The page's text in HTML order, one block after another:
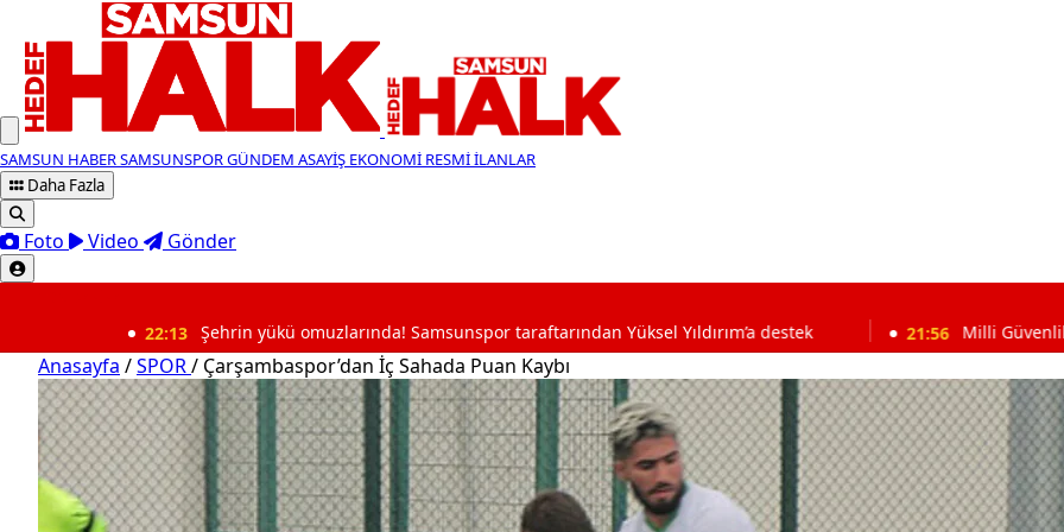
SAMSUN HABERSAMSUNSPORGÜNDEM ASAYİŞ EKONOMİ RESMİ İLANLAR
Daha Fazla
Foto Video Gönder
Şehrin yükü omuzlarında! Samsunspor taraftarından Yüksel Yıldırım’a destek 21:56 Milli Güvenlik Kurulu
Anasayfa /SPOR/ Çarşambaspor’dan İç Sahada Puan Kaybı